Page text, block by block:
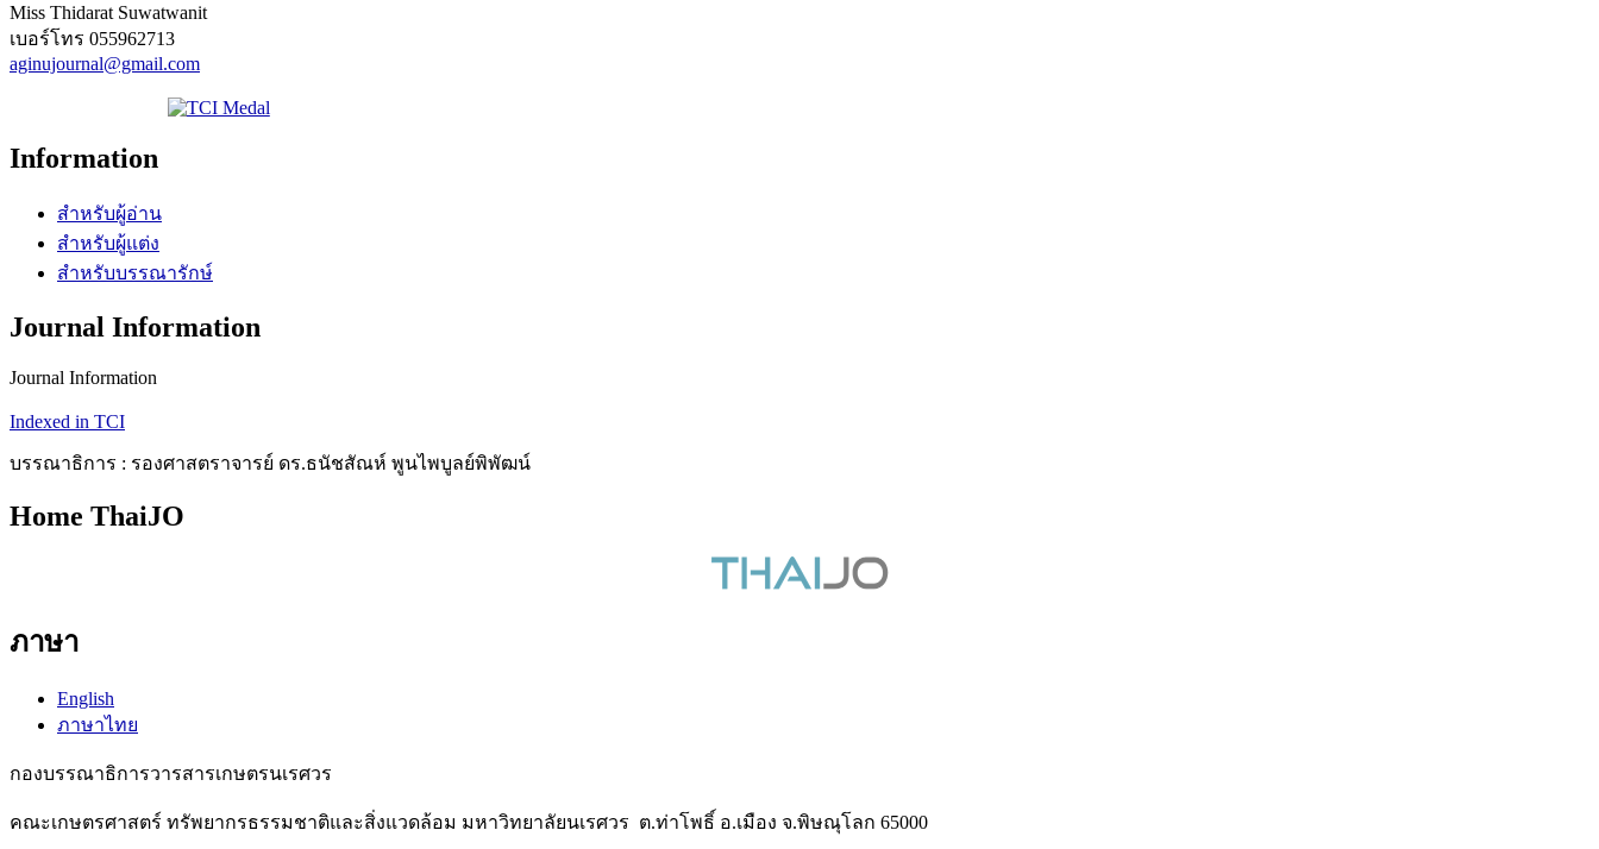
Miss Thidarat Suwatwanit
เบอร์โทร 055962713
aginujournal@gmail.com
Information
สำหรับผู้อ่าน
สำหรับผู้แต่ง
สำหรับบรรณารักษ์
Journal Information
Journal Information
Indexed in TCI
บรรณาธิการ : รองศาสตราจารย์ ดร.ธนัชสัณห์ พูนไพบูลย์พิพัฒน์
Home ThaiJO
ภาษา
English
ภาษาไทย
กองบรรณาธิการวารสารเกษตรนเรศวร
คณะเกษตรศาสตร์ ทรัพยากรธรรมชาติและสิ่งแวดล้อม มหาวิทยาลัยนเรศวร ต.ท่าโพธิ์ อ.เมือง จ.พิษณุโลก 65000